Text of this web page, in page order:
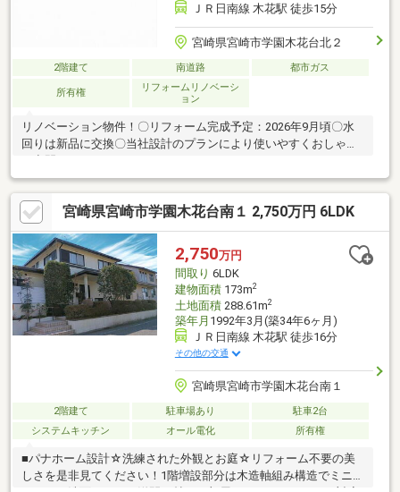
ＪＲ日南線 木花駅 徒歩15分
宮崎県宮崎市学園木花台北２
2階建て 南道路 都市ガス
所有権
リフォームリノベーシ
ョン
リノベーション物件！〇リフォーム完成予定：2026年9月頃〇水
回りは新品に交換〇当社設計のプランにより使いやすくおしゃれ
宮崎県宮崎市学園木花台南１ 2,750万円 6LDK
2,750万円
間取り 6LDK
建物面積173m2
土地面積288.61m2
築年月 1992年3月(築34年6ヶ月)
ＪＲ日南線 木花駅 徒歩16分
その他の交通
宮崎県宮崎市学園木花台南１
2階建て 駐車場あり
駐車2台
システムキッチン
オール電化 所有権
■パナホーム設計☆洗練された外観とお庭☆リフォーム不要の美
しさを是非見てください！1階増設部分は木造軸組み構造でミニキ